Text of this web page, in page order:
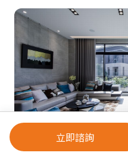
立即諮詢